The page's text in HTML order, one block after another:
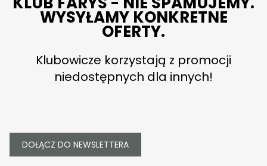
WYSYŁAMY KONKRETNE
OFERTY.
Klubowicze korzystają z promocji
niedostępnych dla innych!
DOŁĄCZ DO NEWSLETTERA